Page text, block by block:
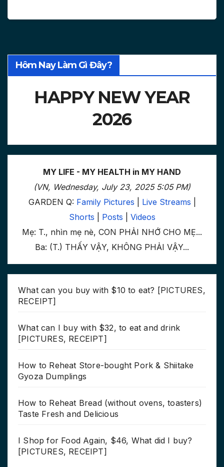
Hôm Nay Làm Gì Đây?
HAPPY NEW YEAR
2026
MY LIFE - MY HEALTH in MY HAND
(VN, Wednesday, July 23, 2025 5:05 PM)
GARDEN Q: Family Pictures Live Streams
Shorts
Posts
Videos
Mẹ: T., nhìn mẹ nè, CON PHẢI NHỚ CHO MẸ...
Ba: (T.) THẤY VẬY, KHÔNG PHẢI VẬY...
What can you buy with $10 to eat? [PICTURES,
RECEIPT]
What can I buy with $32, to eat and drink
[PICTURES, RECEIPT]
How to Reheat Store-bought Pork & Shiitake
Gyoza Dumplings
How to Reheat Bread (without ovens, toasters)
Taste Fresh and Delicious
I Shop for Food Again, $46, What did I buy?
[PICTURES, RECEIPT]